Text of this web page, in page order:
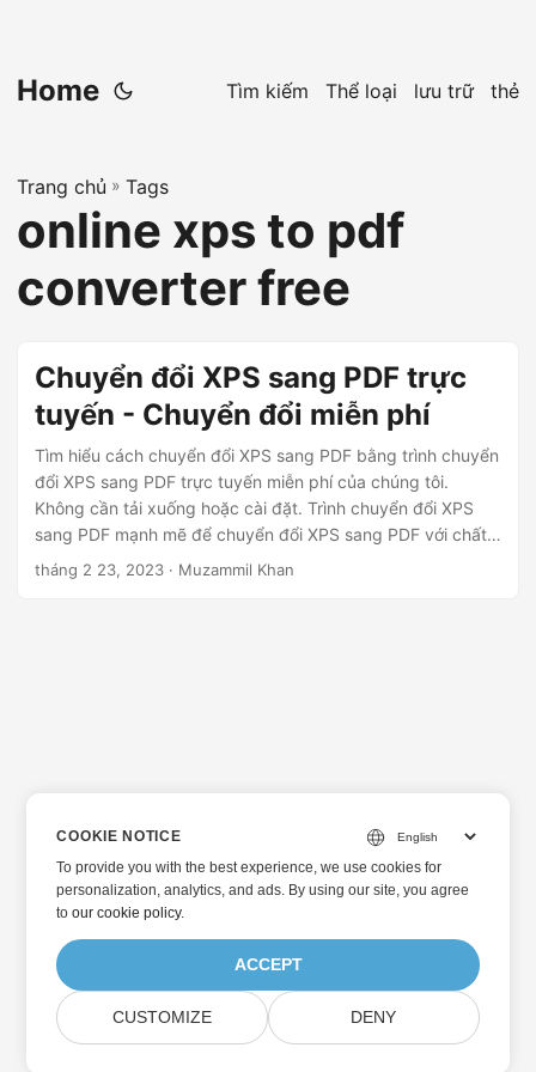
Home Tìm kiếm Thể loại lưu trữ thẻ
Trang chủ » Tags
online xps to pdf
converter free
Chuyển đổi XPS sang PDF trực
tuyến - Chuyển đổi miễn phí
Tìm hiểu cách chuyển đổi XPS sang PDF bằng trình chuyển
đổi XPS sang PDF trực tuyến miễn phí của chúng tôi.
Không cần tải xuống hoặc cài đặt. Trình chuyển đổi XPS
sang PDF mạnh mẽ để chuyển đổi XPS sang PDF với chất
lượng và độ chính xác cao.
tháng 2 23, 2023 · Muzammil Khan
COOKIE NOTICE
To provide you with the best experience, we use cookies for
personalization, analytics, and ads. By using our site, you agree
toour cookie policy.
ACCEPT
CUSTOMIZE DENY